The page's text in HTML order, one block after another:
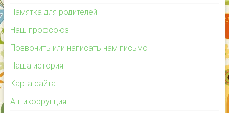
Памятка для родителей
Наш профсоюз
Позвонить или написать нам письмо
Наша история
Карта сайта
Антикоррупция